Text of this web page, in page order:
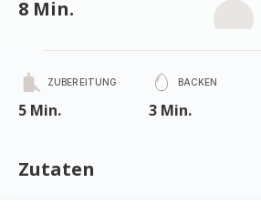
8 Min.
ZUBEREITUNG
5 Min.
BACKEN
3 Min.
Zutaten